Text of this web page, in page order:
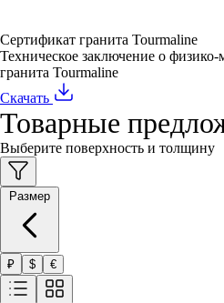
Сертификат гранита Tourmaline
Техническое заключение о физико-
гранита Tourmaline
Скачать
Товарные
Выберите поверхность и толщину
₽ $ €